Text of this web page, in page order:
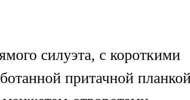
силуэта, с короткими
притачной